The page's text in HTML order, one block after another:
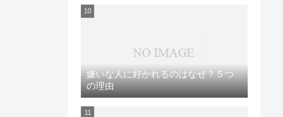
嫌いな人に好かれるのはなぜ？５つ
の理由